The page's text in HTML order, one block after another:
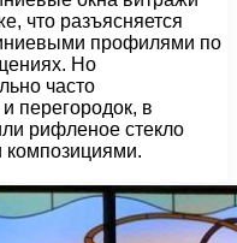
что разъясняется
профилями по
Но
часто
перегородок, в
рифленое стекло